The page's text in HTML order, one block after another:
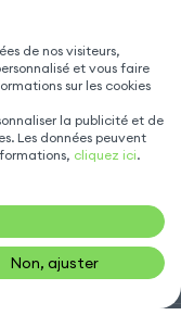
de nos visiteurs,
et vous faire
sur les cookies
la publicité et de
Les données peuvent
cliquez ici.
Non, ajuster